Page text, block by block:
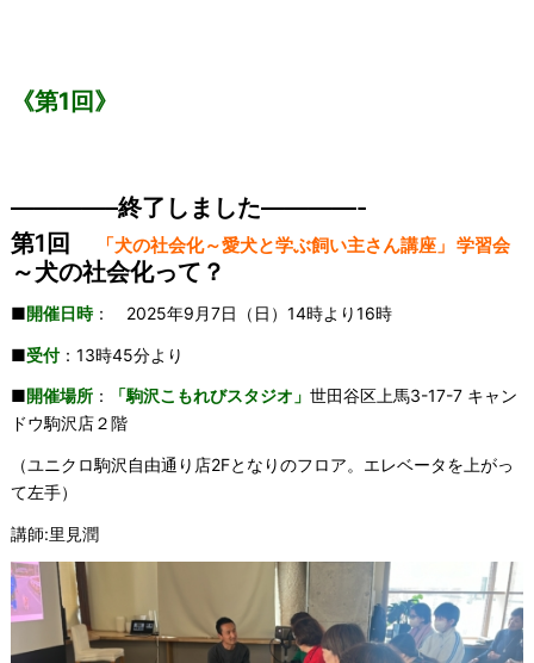
《第1回》
————–終了しました————-
第1回
「犬の社会化～愛犬と学ぶ飼い主さん講座」 学習会
～犬の社会化って？
■開催日時： 2025年9月7日（日）14時より16時
■受付：13時45分より
■開催場所： 「駒沢こもれびスタジオ」 世田谷区上馬3-17-7 キャン
ドウ駒沢店２階
（ユニクロ駒沢自由通り店2Fとなりのフロア。エレベータを上がっ
て左手）
講師:里見潤